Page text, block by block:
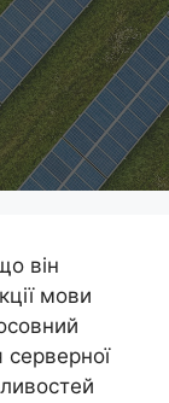
він
мови
серверної